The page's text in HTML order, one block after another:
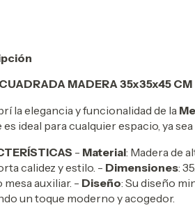
MADERA 35x35x45
la elegancia y funcionalidad de la
es ideal para cualquier espacio, ya
- Material: Madera de
calidez y estilo. - Dimensiones:
mesa auxiliar. - Diseño: Su diseño
un toque moderno y acogedor.